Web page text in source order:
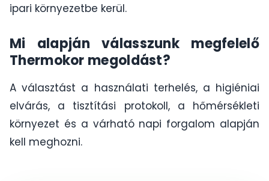
ipari környezetbe kerül.
Mi alapján válasszunk megfelelő
Thermokor megoldást?
A választást a használati terhelés, a higiéniai
elvárás, a tisztítási protokoll, a hőmérsékleti
környezet és a várható napi forgalom alapján
kell meghozni.